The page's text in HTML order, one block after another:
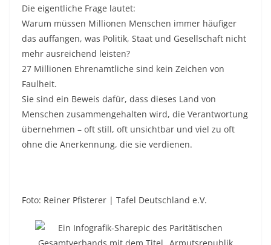
Die eigentliche Frage lautet:
Warum müssen Millionen Menschen immer häufiger
das auffangen, was Politik, Staat und Gesellschaft nicht
mehr ausreichend leisten?
27 Millionen Ehrenamtliche sind kein Zeichen von
Faulheit.
Sie sind ein Beweis dafür, dass dieses Land von
Menschen zusammengehalten wird, die Verantwortung
übernehmen – oft still, oft unsichtbar und viel zu oft
ohne die Anerkennung, die sie verdienen.
Foto: Reiner Pfisterer | Tafel Deutschland e.V.